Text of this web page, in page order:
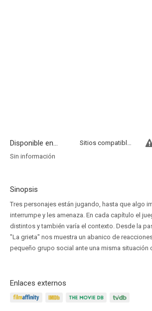
Disponible en...
Sitios compatibles
Sin información
Sinopsis
Tres personajes están jugando, hasta que algo
interrumpe y les amenaza. En cada capítulo el
distintos y también varía el contexto. Desde la
"La grieta" nos muestra un abanico de
pequeño grupo social ante una misma situación
Enlaces externos